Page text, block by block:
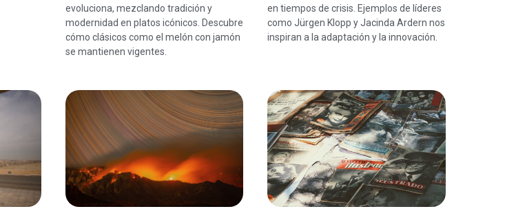
evoluciona, mezclando tradición y
modernidad en platos icónicos. Descubre
cómo clásicos como el melón con jamón
se mantienen vigentes.
en tiempos de crisis. Ejemplos de líderes
como Jürgen Klopp y Jacinda Ardern nos
inspiran a la adaptación y la innovación.